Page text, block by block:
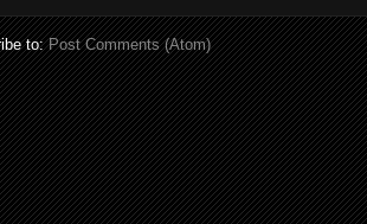
to:Post Comments (Atom)